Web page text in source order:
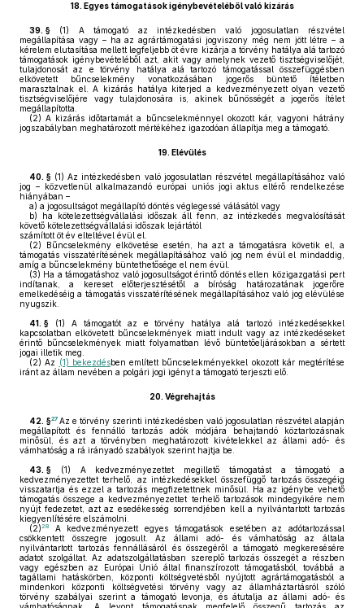
18. Egyes támogatások igénybevételéből való kizárás
39. § (1)
A támogató az intézkedésben való jogosulatlan részvétel
megállapítása vagy – ha az agrártámogatási jogviszony még nem jött létre – a
kérelem elutasítása mellett legfeljebb öt évre kizárja a törvény hatálya alá tartozó
támogatások igénybevételéből azt, akit vagy amelynek vezető tisztségviselőjét,
tulajdonosát az e törvény hatálya alá tartozó támogatással összefüggésben
elkövetett bűncselekmény vonatkozásában jogerős büntető ítéletben
marasztalnak el. A kizárás hatálya kiterjed a kedvezményezett olyan vezető
tisztségviselőjére vagy tulajdonosára is, akinek bűnösségét a jogerős ítélet
megállapította.
(2) A kizárás időtartamát a bűncselekménnyel okozott kár, vagyoni hátrány
jogszabályban meghatározott mértékéhez igazodóan állapítja meg a támogató.
19. Elévülés
40. § (1) Az intézkedésben való jogosulatlan részvétel megállapításához való
jog – közvetlenül alkalmazandó európai uniós jogi aktus eltérő rendelkezése
hiányában –
a) a jogosultságot megállapító döntés véglegessé válásától vagy
b) ha kötelezettségvállalási időszak áll fenn, az intézkedés megvalósítását
követő kötelezettségvállalási időszak lejártától
számított öt év elteltével évül el.
(2) Bűncselekmény elkövetése esetén, ha azt a támogatásra követik el, a
támogatás visszatérítésének megállapításához való jog nem évül el mindaddig,
amíg a bűncselekmény büntethetősége el nem évül.
(3) Ha a támogatáshoz való jogosultságot érintő döntés ellen közigazgatási pert
indítanak, a kereset előterjesztésétől a bíróság határozatának jogerőre
emelkedéséig a támogatás visszatérítésének megállapításához való jog elévülése
nyugszik.
41. § (1) A támogatót az e törvény hatálya alá tartozó intézkedésekkel
kapcsolatban elkövetett bűncselekmények miatt indult vagy az intézkedéseket
érintő bűncselekmények miatt folyamatban lévő büntetőeljárásokban a sértett
jogai illetik meg.
(2) Az (1) bekezdésben említett bűncselekményekkel okozott kár megtérítése
iránt az állam nevében a polgári jogi igényt a támogató terjeszti elő.
20. Végrehajtás
42. §27 Az e törvény szerinti intézkedésben való jogosulatlan részvétel alapján
megállapított és fennálló tartozás adók módjára behajtandó köztartozásnak
minősül, és azt a törvényben meghatározott kivételekkel az állami adó- és
vámhatóság a rá irányadó szabályok szerint hajtja be.
43. § (1) A kedvezményezettet megillető támogatást a támogató a
kedvezményezettet terhelő, az intézkedésekkel összefüggő tartozás összegéig
visszatartja és ezzel a tartozás megfizetettnek minősül. Ha az igénybe vehető
támogatás összege a kedvezményezettet terhelő tartozások mindegyikére nem
nyújt fedezetet, azt az esedékesség sorrendjében kell a nyilvántartott tartozás
kiegyenlítésére elszámolni.
(2)28
A kedvezményezett egyes támogatások esetében az adótartozással
csökkentett összegre jogosult. Az állami adó- és vámhatóság az általa
nyilvántartott tartozás fennállásáról és összegéről a támogató megkeresésére
adatot szolgáltat. Az adatszolgáltatásban szereplő tartozás összegét a részben
vagy egészben az Európai Unió által finanszírozott támogatásból, továbbá a
tagállami hatáskörben, központi költségvetésből nyújtott agrártámogatásból a
mindenkori központi költségvetési törvény vagy az államháztartásról szóló
törvény szabályai szerint a támogató levonja, és átutalja az állami adó- és